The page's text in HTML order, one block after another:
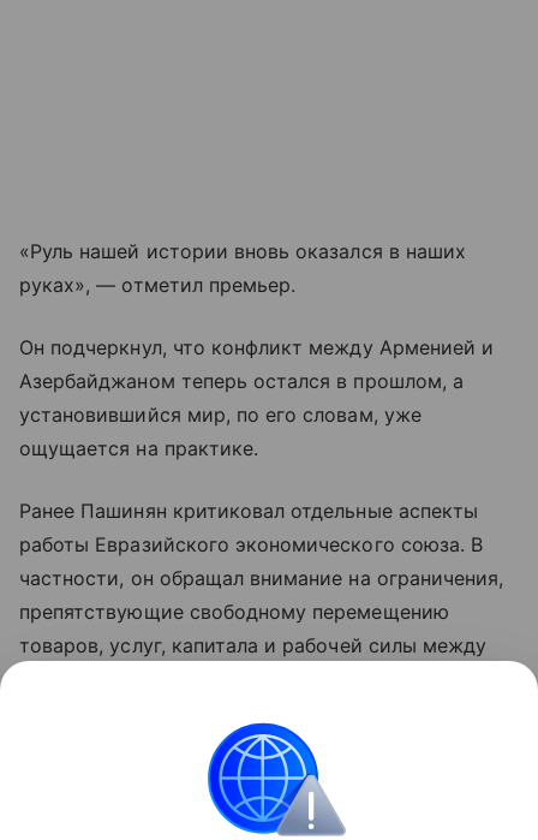
«Руль нашей истории вновь оказался в наших
руках», — отметил премьер.
Он подчеркнул, что конфликт между Арменией и
Азербайджаном теперь остался в прошлом, а
установившийся мир, по его словам, уже
ощущается на практике.
Ранее Пашинян критиковал отдельные аспекты
работы Евразийского экономического союза. В
частности, он обращал внимание на ограничения,
препятствующие свободному перемещению
товаров, услуг, капитала и рабочей силы между
для бизнеса и эффективность интеграции.
Армения Внешняя политика